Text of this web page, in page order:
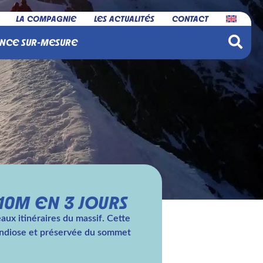
LA COMPAGNIE LES ACTUALITÉS CONTACT
SUR-MESURE
EN 3 JOURS
itinéraires du massif. Cette
et préservée du sommet